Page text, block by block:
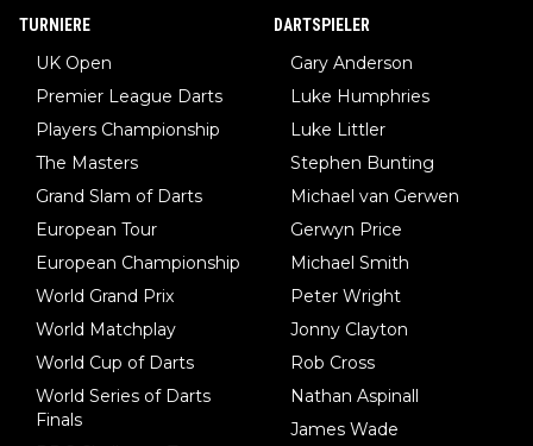
TURNIERE
UK Open
Premier League Darts
Players Championship
The Masters
Grand Slam of Darts
European Tour
European Championship
World Grand Prix
World Matchplay
World Cup of Darts
World Series of Darts
Finals
DARTSPIELER
Gary Anderson
Luke Humphries
Luke Littler
Stephen Bunting
Michael van Gerwen
Gerwyn Price
Michael Smith
Peter Wright
Jonny Clayton
Rob Cross
Nathan Aspinall
James Wade